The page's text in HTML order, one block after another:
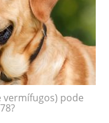
vermífugos) pode